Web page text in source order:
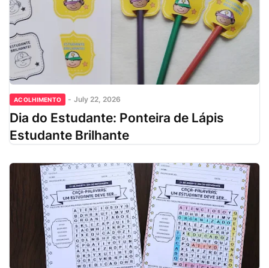
ACOLHIMENTO - July 22, 2026
Dia do Estudante: Ponteira de Lápis
Estudante Brilhante